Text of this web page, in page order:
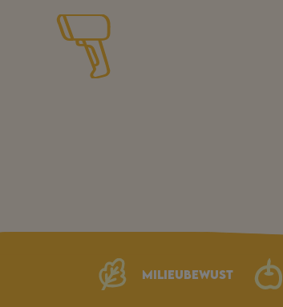
Milieubewust